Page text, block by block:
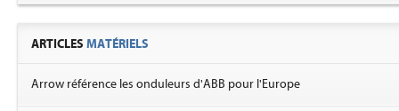
ARTICLES MATÉRIELS
Arrow référence les onduleurs d'ABB pour l'Europe